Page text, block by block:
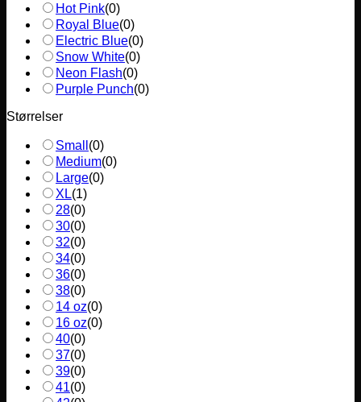
Hot Pink(0)
Royal Blue(0)
Electric Blue(0)
Snow White(0)
Neon Flash(0)
Purple Punch(0)
Størrelser
Small (0)
Medium(0)
Large(0)
XL(1)
28(0)
30(0)
32(0)
34(0)
36(0)
38(0)
14 oz(0)
16 oz(0)
40(0)
37(0)
39(0)
41(0)